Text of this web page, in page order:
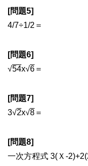
[問題5]
4/7÷1/2＝
[問題6]
√54x√6 ＝
[問題7]
3√2x√8 ＝
[問題8]
一次方程式 3(Ｘ-